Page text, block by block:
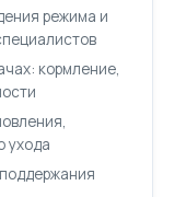
режима и
кормление,
ухода